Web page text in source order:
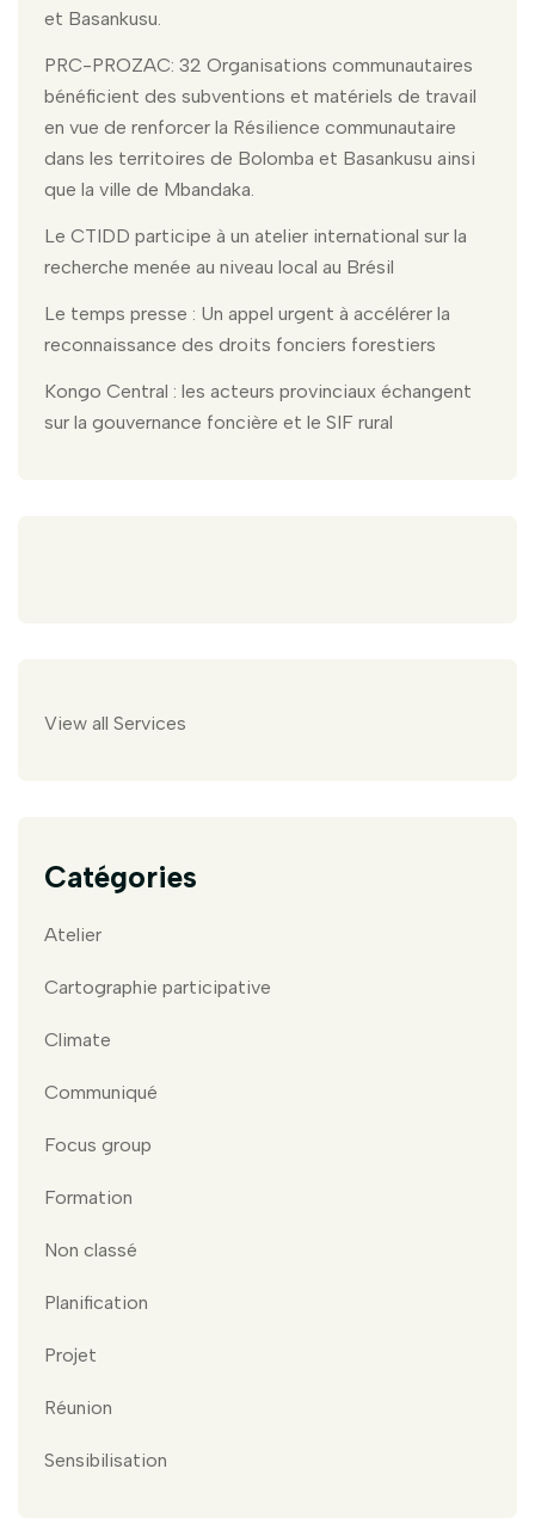
et Basankusu.
PRC-PROZAC: 32 Organisations communautaires
bénéficient des subventions et matériels de travail
en vue de renforcer la Résilience communautaire
dans les territoires de Bolomba et Basankusu ainsi
que la ville de Mbandaka.
Le CTIDD participe à un atelier international sur la
recherche menée au niveau local au Brésil
Le temps presse : Un appel urgent à accélérer la
reconnaissance des droits fonciers forestiers
Kongo Central : les acteurs provinciaux échangent
sur la gouvernance foncière et le SIF rural
View all Services
Catégories
Atelier
Cartographie participative
Climate
Communiqué
Focus group
Formation
Non classé
Planification
Projet
Réunion
Sensibilisation